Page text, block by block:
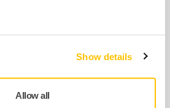
Show details
Allow all
M-class dust extractor with
and filter cleaning.